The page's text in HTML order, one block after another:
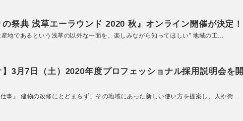
の祭典 浅草エーラウンド 2020 秋』オンライン開催が決定！
地であるという浅草の以外な一面を、楽しみながら知ってほしい” 地域の工...
】3月7日（土）2020年度プロフェッショナル採用説明会を開
事』 建物の改修にとどまらず、その地域にあった新しい使い方を提案し、人や街...